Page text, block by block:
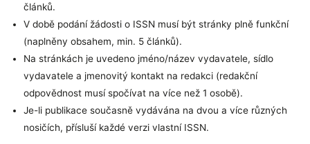
článků.
V době podání žádosti o ISSN musí být stránky plně funkční
(naplněny obsahem, min. 5 článků).
Na stránkách je uvedeno jméno/název vydavatele, sídlo
vydavatele a jmenovitý kontakt na redakci (redakční
odpovědnost musí spočívat na více než 1 osobě).
Je-li publikace současně vydávána na dvou a více různých
nosičích, přísluší každé verzi vlastní ISSN.